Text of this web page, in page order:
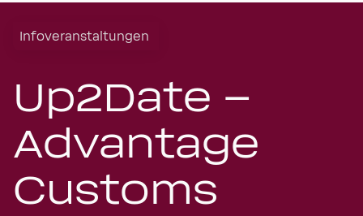
Infoveranstaltungen
Up2Date –
Advantage
Customs